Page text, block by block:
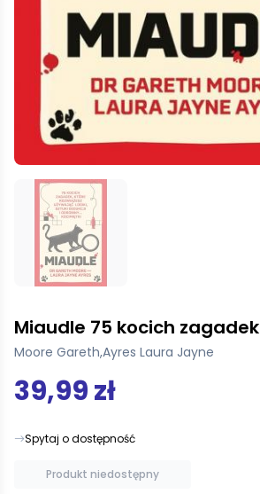
Miaudle 75 kocich zagadek
Moore Gareth,Ayres Laura Jayne
39,99 zł
Spytaj o dostępność
Produkt niedostępny